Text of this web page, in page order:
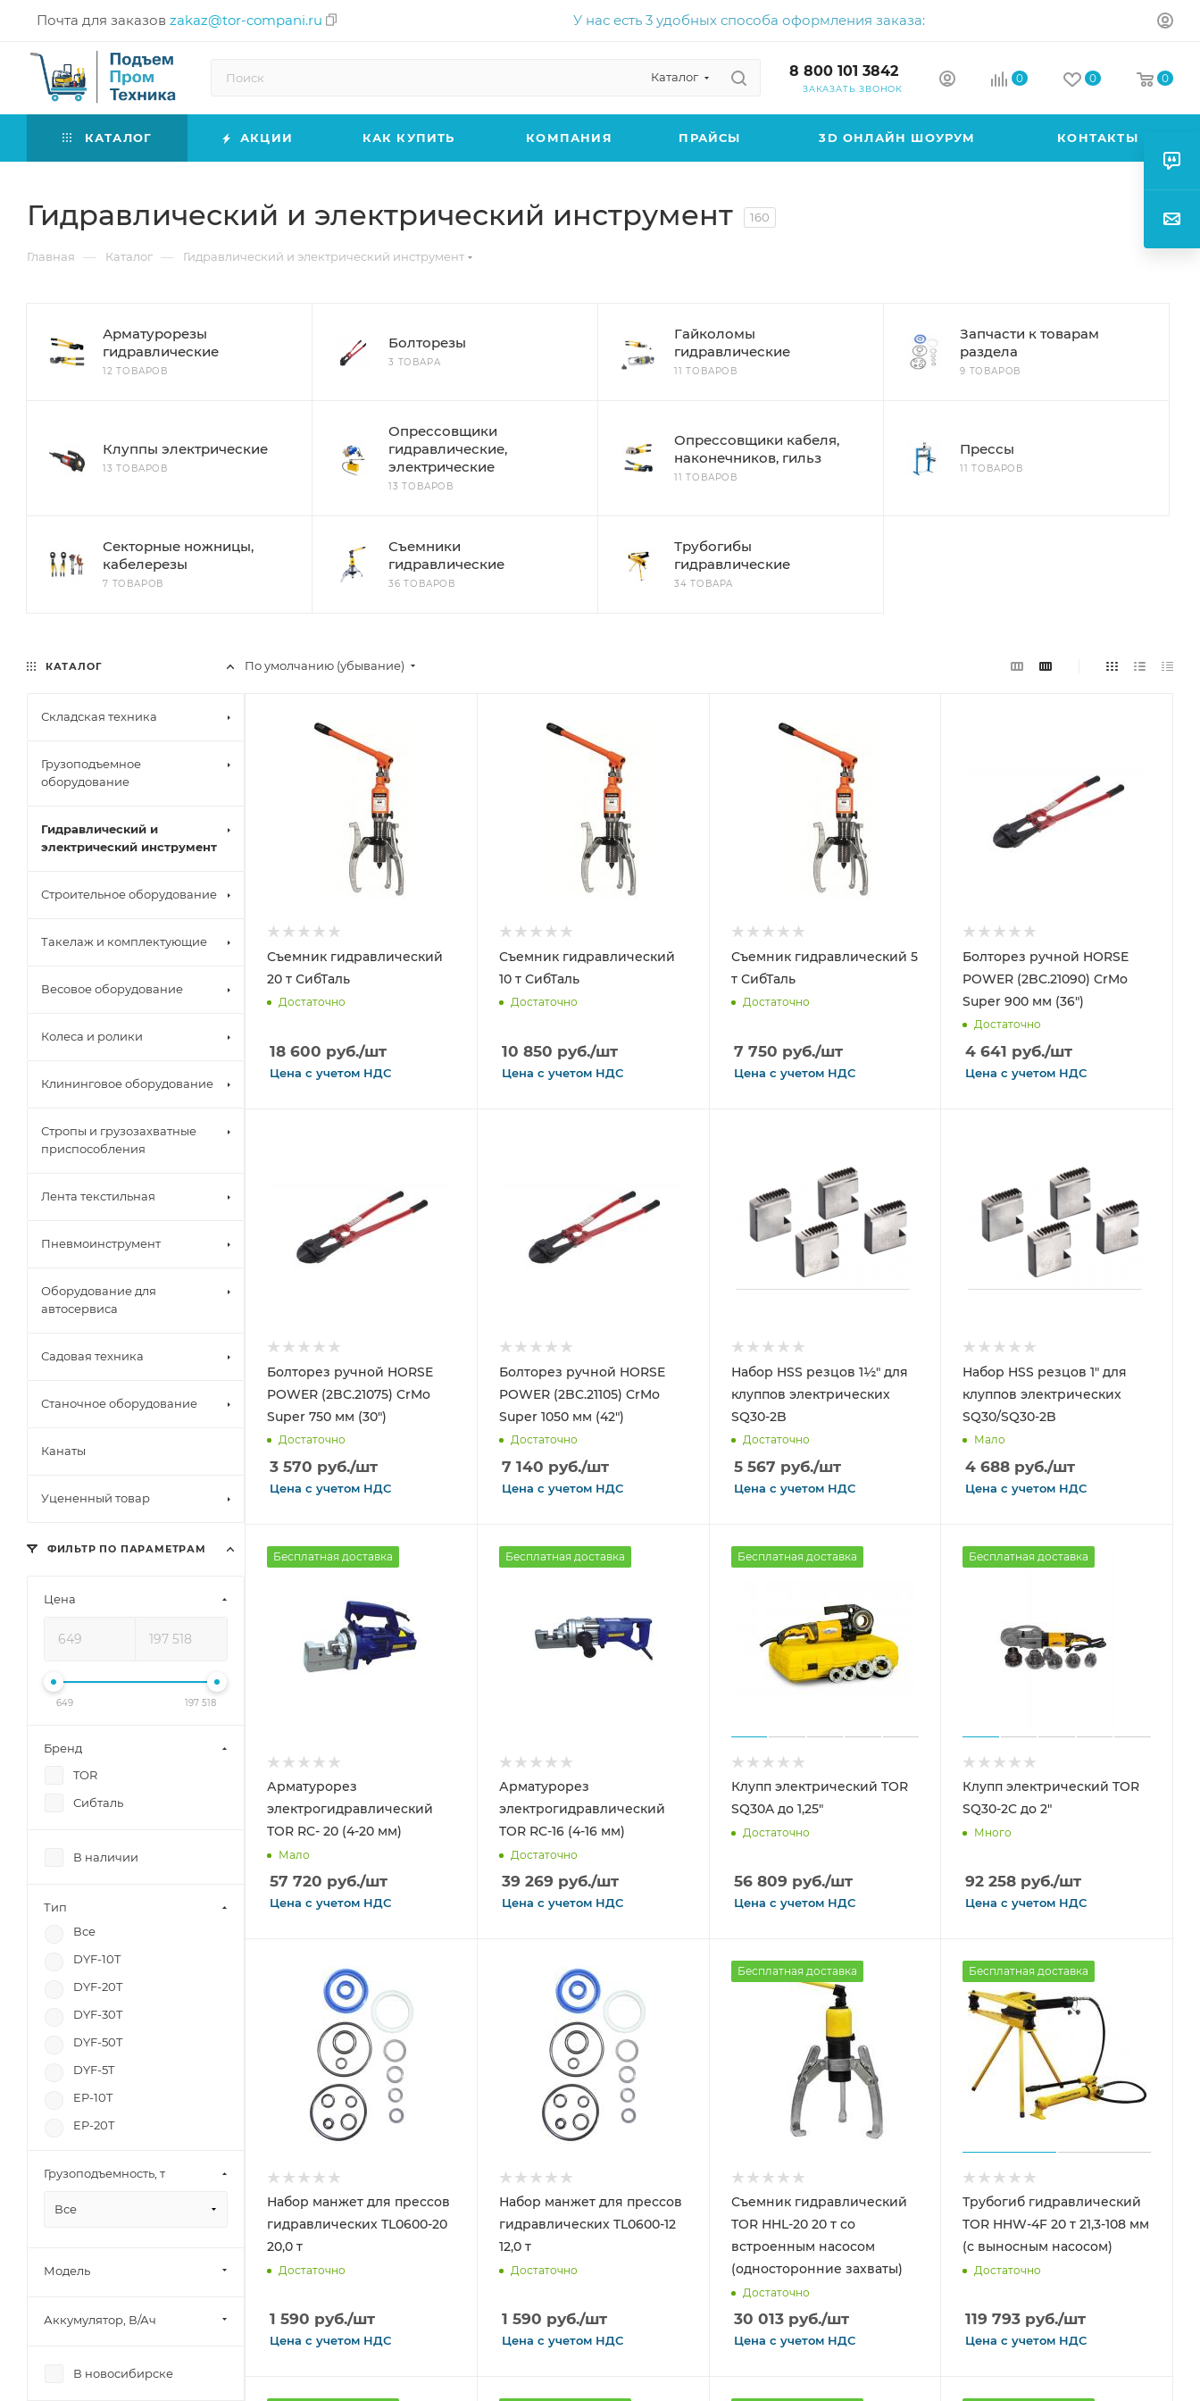
Почта для заказов zakaz@tor-compani.ru У нас есть 3 удобных способа оформления заказа:
Каталог 8 800 101 3842
ЗАКАЗАТЬ ЗВОНОК
0 0 0
КАТАЛОГ АКЦИИ КАК КУПИТЬ КОМПАНИЯ ПРАЙСЫ 3D ОНЛАЙН ШОУРУМ КОНТАКТЫ
Гидравлический и электрический инструмент 160
Главная — Каталог — Гидравлический и электрический инструмент
Арматурорезы
гидравлические
12 ТОВАРОВ
Болторезы
3 ТОВАРА
Гайколомы
гидравлические
11 ТОВАРОВ
Запчасти к товарам
раздела
9 ТОВАРОВ
Клуппы электрические
13 ТОВАРОВ
Опрессовщики
гидравлические,
электрические
13 ТОВАРОВ
Опрессовщики кабеля,
наконечников, гильз
11 ТОВАРОВ
Прессы
11 ТОВАРОВ
Секторные ножницы,
кабелерезы
7 ТОВАРОВ
Съемники
гидравлические
36 ТОВАРОВ
Трубогибы
гидравлические
34 ТОВАРА
По умолчанию (убывание)
Съемник гидравлический
20 т СибТаль
Достаточно
18 600 руб./шт
Цена с учетом НДС
Съемник гидравлический
10 т СибТаль
Достаточно
10 850 руб./шт
Цена с учетомНДС
Съемник гидравлический 5
т СибТаль
Достаточно
7 750 руб./шт
Цена с учетомНДС
Болторез ручной HORSE
POWER (2BC.21090) CrMo
Super 900 мм (36")
Достаточно
4 641 руб./шт
Цена сучетом НДС
Болторез ручной HORSE
POWER (2BC.21075) CrMo
Super 750 мм (30")
Достаточно
3 570 руб./шт
Цена с учетом НДС
Болторез ручной HORSE
POWER (2BC.21105) CrMo
Super 1050 мм (42")
Достаточно
7 140 руб./шт
Цена с учетомНДС
Набор HSS резцов 1½" для
клуппов электрических
SQ30-2B
Достаточно
5 567 руб./шт
Цена с учетомНДС
Набор HSS резцов 1" для
клуппов электрических
SQ30/SQ30-2B
Мало
4 688 руб./шт
Цена сучетом НДС
Бесплатная доставка
Арматурорез
электрогидравлический
TOR RC- 20 (4-20 мм)
Мало
57 720 руб./шт
Цена с учетом НДС
Бесплатная доставка
Арматурорез
электрогидравлический
TOR RC-16 (4-16 мм)
Достаточно
39 269 руб./шт
Цена с учетомНДС
Бесплатная доставка
Клупп электрический TOR
SQ30A до 1,25"
Достаточно
56 809 руб./шт
Цена с учетомНДС
Бесплатная доставка
Клупп электрический TOR
SQ30-2C до 2"
Много
92 258 руб./шт
Цена сучетом НДС
Набор манжет для прессов
гидравлических TL0600-20
20,0 т
Достаточно
1 590 руб./шт
Цена с учетом НДС
Набор манжет для прессов
гидравлических TL0600-12
12,0 т
Достаточно
1 590 руб./шт
Цена с учетомНДС
Бесплатная доставка
Съемник гидравлический
TOR HHL-20 20 т со
встроенным насосом
(односторонние захваты)
Достаточно
30 013руб./шт
Цена с учетомНДС
Бесплатная доставка
Трубогиб гидравлический
TOR HHW-4F 20 т 21,3-108 мм
(с выносным насосом)
Достаточно
119 793 руб./шт
Цена сучетом НДС
КАТАЛОГ
Складская техника
Грузоподъемное
оборудование
Гидравлический и
электрический инструмент
Строительное оборудование
Такелаж и комплектующие
Весовое оборудование
Колеса и ролики
Клининговое оборудование
Стропы и грузозахватные
приспособления
Лента текстильная
Пневмоинструмент
Оборудование для
автосервиса
Садовая техника
Станочное оборудование
Канаты
Уцененный товар
ФИЛЬТР ПО ПАРАМЕТРАМ
Цена
649 197 518
Бренд
TOR
Сибталь
В наличии
Тип
Все
DYF-10T
DYF-20T
DYF-30T
DYF-50T
DYF-5T
EP-10T
EP-20T
EP-50T
HHL-10
HHL-30
HHL-5
Грузоподъемность, т
Все
Модель
Аккумулятор, В/Ач
В новосибирске